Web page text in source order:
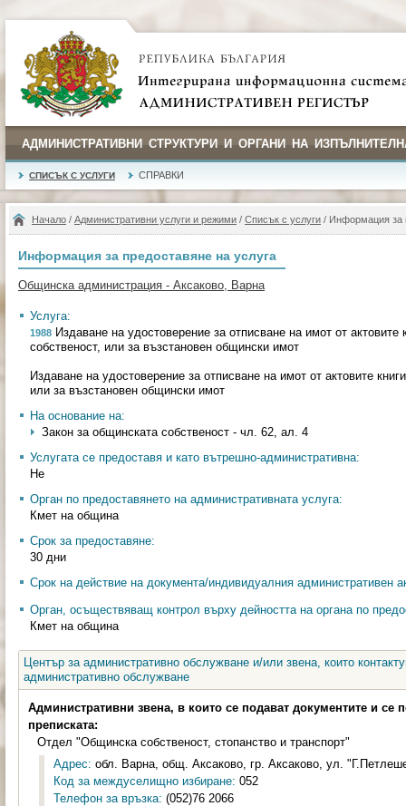
АДМИНИСТРАТИВНИ СТРУКТУРИ И ОРГАНИ НА
СПИСЪК С УСЛУГИ СПРАВКИ
Начало / Административни услуги и режими / Списък с услуги / Информация за
Информация за предоставяне на услуга
Общинска администрация - Аксаково, Варна
Услуга:
1988 Издаване на удостоверение за отписване на имот от актовите
собственост, или за възстановен общински имот
Издаване на удостоверение за отписване на имот от актовите
или за възстановен общински имот
На основание на:
Закон за общинската собственост - чл. 62, ал. 4
Услугата се предоставя и като вътрешно-административна:
Не
Орган по предоставянето на административната услуга:
Кмет на община
Срок за предоставяне:
30 дни
Срок на действие на документа/индивидуалния административен
Орган, осъществяващ контрол върху дейността на органа по
Кмет на община
Център за административно обслужване и/или звена, които
административно обслужване
Административни звена, в които се подават документите и се
преписката:
Отдел "Общинска собственост, стопанство и транспорт"
Адрес: обл. Варна, общ. Аксаково, гр. Аксаково, ул.
Код за междуселищно избиране: 052
Телефон за връзка: (052)76 2066